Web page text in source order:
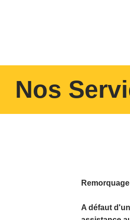
Nos
A défaut